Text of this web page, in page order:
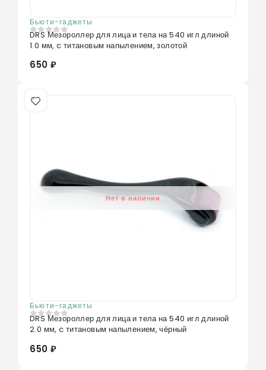
Бьюти-гаджеты
0из 5
DRS Мезороллер для лица и тела на 540 игл длиной
1.0 мм, c титановым напылением, золотой
650 ₽
Нет в наличии
Бьюти-гаджеты
0 из 5
DRS Мезороллер для лица и тела на 540 игл длиной
2.0 мм, c титановым напылением, чёрный
650 ₽